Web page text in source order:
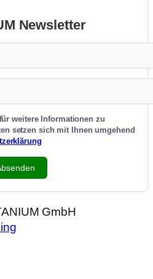
Newsletter
weitere Informationen zu
setzen sich mit Ihnen umgehend
GmbH